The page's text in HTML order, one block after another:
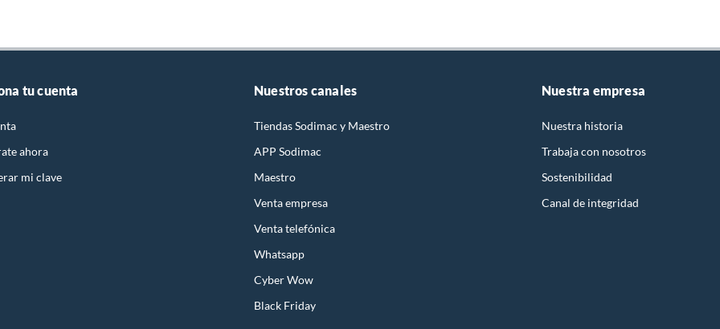
tu cuenta
ahora
mi clave
Nuestros canales
Tiendas Sodimac y Maestro
APP Sodimac
Maestro
Venta empresa
Venta telefónica
Whatsapp
Cyber Wow
Black Friday
Nuestra empresa
Nuestra historia
Trabaja con nosotros
Sostenibilidad
Canal de integridad